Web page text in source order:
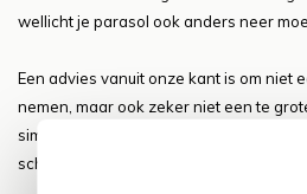
wellicht je parasol ook anders neer
Een advies vanuit onze kant is om niet
nemen, maar ook zeker niet een te
simpelweg in de weg staan en een te
schaduw bedekken.